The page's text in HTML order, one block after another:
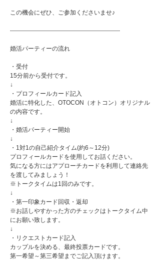
この機会にぜひ、ご参加くださいませ♪
-------------------------------------------------------
婚活パーティーの流れ
・受付
15分前から受付です。
↓
・プロフィールカード記入
婚活に特化した、OTOCON（オトコン）オリジナル
の内容です。
↓
・婚活パーティー開始
↓
・1対1の自己紹介タイム(約6～12分)
プロフィールカードを使用してお話ください。
気になる方にはアプローチカードを利用して連絡先
を渡してみましょう！
※トークタイムは1回のみです。
↓
・第一印象カード回収・返却
※お話しやすかった方のチェックはトークタイム中
にお願い致します。
↓
・リクエストカード記入
カップルを決める、最終投票カードです。
第一希望～第三希望までご記入頂けます。